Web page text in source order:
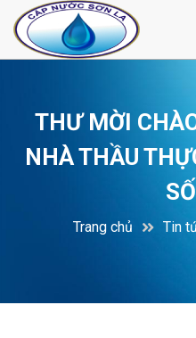
THƯ MỜI
NHÀ THẦU
Trang chủ Tin